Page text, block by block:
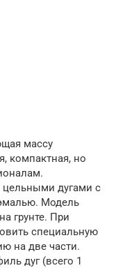
массу
компактная, но
цельными дугами с
Модель
грунте. При
специальную
на две части.
дуг (всего 1